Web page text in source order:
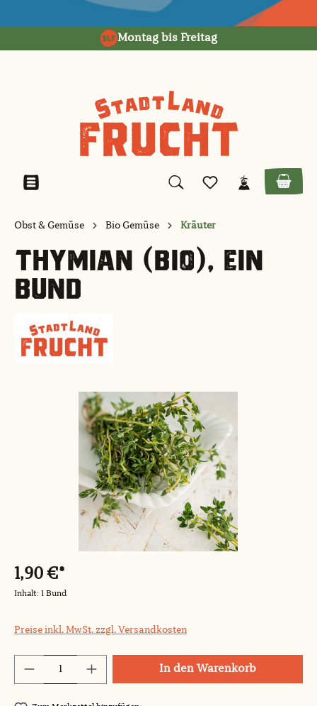
Montag bis Freitag
Obst & Gemüse Bio Gemüse Kräuter
THYMIAN (BIO), EIN
BUND
Bildergalerie überspringen
1,90 €*
Inhalt: 1 Bund
Preise inkl. MwSt. zzgl. Versandkosten
Produkt Anzahl: Gib den gewünschten
In den Warenkorb